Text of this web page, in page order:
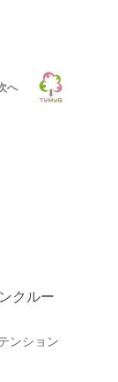
へ
クルー
ンション